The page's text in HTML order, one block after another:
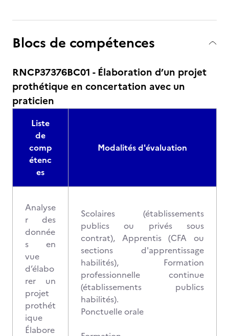
Blocs de compétences
RNCP37376BC01 - Élaboration d’un projet
prothétique en concertation avec un
praticien
Liste
de
comp
étenc
es
Modalités d'évaluation
Analyse
r des
donnée
s en
vue
d’élabo
rer un
projet
prothét
ique
Élabore
Scolaires (établissements
publics ou privés sous
contrat), Apprentis (CFA ou
sections d'apprentissage
habilités), Formation
professionnelle continue
(établissements publics
habilités).
Ponctuelle orale